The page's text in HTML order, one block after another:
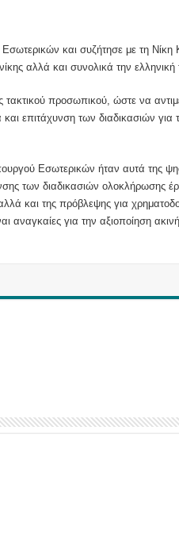
και συζήτησε με τη Νίκη
αλλά και συνολικά την ελληνική
προσωπικού, ώστε να
επιτάχυνση των διαδικασιών για
Εσωτερικών ήταν αυτά της
των διαδικασιών ολοκλήρωσης
και της πρόβλεψης για
για την αξιοποίηση